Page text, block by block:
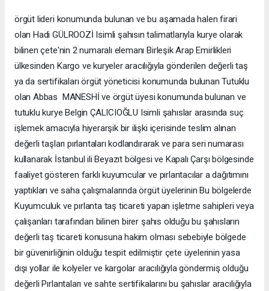
örgüt lideri konumunda bulunan ve bu aşamada halen firari
olan Hadi GÜLROOZİ Isimli şahısın talimatlarıyla kurye olarak
bilinen çete'nin 2 numaralı elemanı Birleşik Arap Emirlikleri
ülkesinden Kargo ve kuryeler aracılığıyla gönderilen değerli taş
ya da sertifikaları örgüt yöneticisi konumunda bulunan Tutuklu
olan Abbas MANESHİ ve örgüt üyesi konumunda bulunan ve
tutuklu kurye Belgin ÇALICIOĞLU Isimli şahıslar arasında suç
işlemek amacıyla hiyerarşik bir ilişki içerisinde teslim alınan
değerli taşları pırlantaları kodlandırarak ve para seri numarası
kullanarak İstanbul ili Beyazıt bölgesi ve Kapalı Çarşı bölgesinde
faaliyet gösteren farklı kuyumcular ve pırlantacılar a dağıtımını
yaptıkları ve saha çalışmalarında örgüt üyelerinin Bu bölgelerde
Kuyumculuk ve pırlanta taş ticareti yapan işletme sahipleri veya
çalışanları tarafından bilinen birer şahıs olduğu bu şahısların
değerli taş ticareti konusuna hakim olması sebebiyle bölgede
bir güvenirliğinin olduğu tespit edilmiştir çete üyelerinin yasa
dışı yollar ile kolyeler ve kargolar aracılığıyla göndermiş olduğu
değerli Pırlantaları ve sahte sertifikalarını bu şahıslar aracılığıyla